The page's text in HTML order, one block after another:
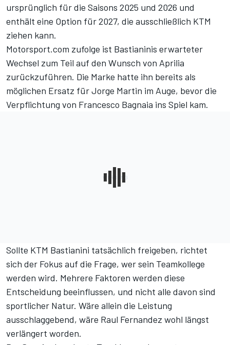
ursprünglich für die Saisons 2025 und 2026 und
enthält eine Option für 2027, die ausschließlich KTM
ziehen kann.
Motorsport.com zufolge ist Bastianinis erwarteter
Wechsel zum Teil auf den Wunsch von Aprilia
zurückzuführen. Die Marke hatte ihn bereits als
möglichen Ersatz für Jorge Martin im Auge, bevor die
Verpflichtung von Francesco Bagnaia ins Spiel kam.
Sollte KTM Bastianini tatsächlich freigeben, richtet
sich der Fokus auf die Frage, wer sein Teamkollege
werden wird. Mehrere Faktoren werden diese
Entscheidung beeinflussen, und nicht alle davon sind
sportlicher Natur. Wäre allein die Leistung
ausschlaggebend, wäre Raul Fernandez wohl längst
verlängert worden.